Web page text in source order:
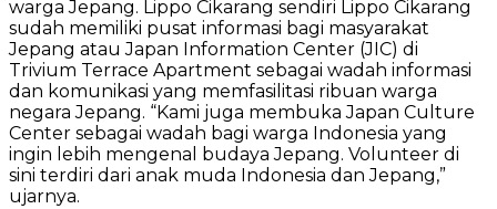
warga Jepang. Lippo Cikarang sendiri Lippo Cikarang
sudah memiliki pusat informasi bagi masyarakat
Jepang atau Japan Information Center (JIC) di
Trivium Terrace Apartment sebagai wadah informasi
dan komunikasi yang memfasilitasi ribuan warga
negara Jepang. “Kami juga membuka Japan Culture
Center sebagai wadah bagi warga Indonesia yang
ingin lebih mengenal budaya Jepang. Volunteer di
sini terdiri dari anak muda Indonesia dan Jepang,”
ujarnya.